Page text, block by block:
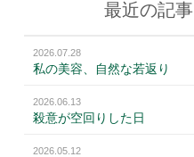
最近の記事
2026.07.28
私の美容、自然な若返り
2026.06.13
殺意が空回りした日
2026.05.12